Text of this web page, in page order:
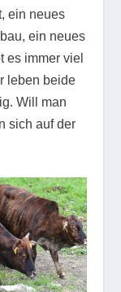
ein neues
ein neues
es immer viel
leben beide
Will man
sich auf der